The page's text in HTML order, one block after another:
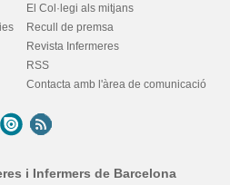
El Col·legi als mitjans
Recull de premsa
Revista Infermeres
RSS
Contacta amb l'àrea de comunicació
i Infermers de Barcelona